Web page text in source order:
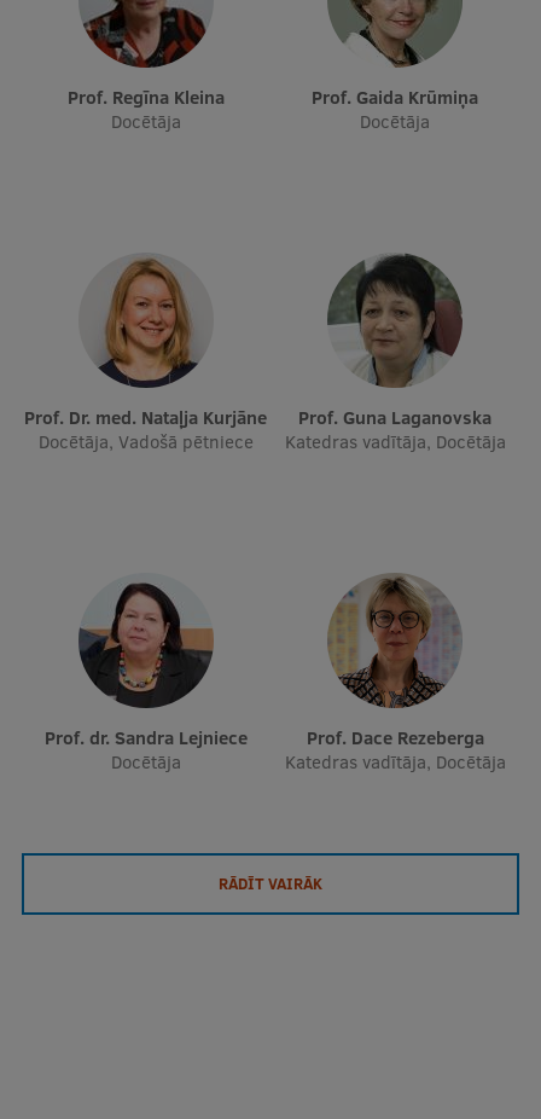
Starptautiskā sadarbība
Mobilitātes programmas
EURAXESS RSU kontaktpunkts
EATRIS koordinators Latvijā
Prof. Regīna Kleina
Docētāja
Prof. Gaida Krūmiņa
Docētāja
Prof. Dr. med. Nataļja Kurjāne
Docētāja, Vadošā pētniece
Prof. Guna Laganovska
Katedras vadītāja, Docētāja
Prof. dr. Sandra Lejniece
Docētāja
Prof. Dace Rezeberga
Katedras vadītāja, Docētāja
RĀDĪT VAIRĀK